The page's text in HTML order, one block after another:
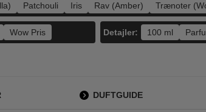
Patchouli Iris Rav (Amber) Trænoter
Wow Pris Detajler: 100 ml
DUFTGUIDE